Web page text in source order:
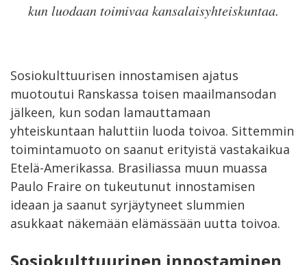
kun luodaan toimivaa kansalaisyhteiskuntaa.
Sosiokulttuurisen innostamisen ajatus
muotoutui Ranskassa toisen maailmansodan
jälkeen, kun sodan lamauttamaan
yhteiskuntaan haluttiin luoda toivoa. Sittemmin
toimintamuoto on saanut erityistä vastakaikua
Etelä-Amerikassa. Brasiliassa muun muassa
Paulo Fraire on tukeutunut innostamisen
ideaan ja saanut syrjäytyneet slummien
asukkaat näkemään elämässään uutta toivoa.
Sosiokulttuurinen innostaminen